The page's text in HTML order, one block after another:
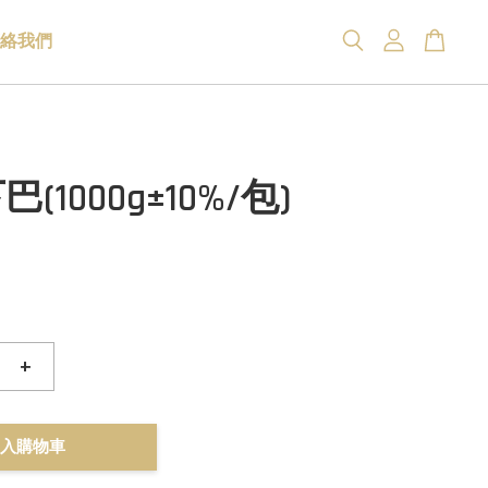
我們
(1000g±10%/包)
+
購物車